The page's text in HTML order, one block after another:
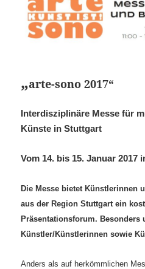
„arte-sono 2017“
Interdisziplinäre Messe für
Künste in Stuttgart
Vom 14. bis 15. Januar 2017
Die Messe bietet Künstlerinnen
aus der Region Stuttgart ein
Präsentationsforum. Besonders
Künstler/Künstlerinnen sowie
Anders als auf herkömmlichen